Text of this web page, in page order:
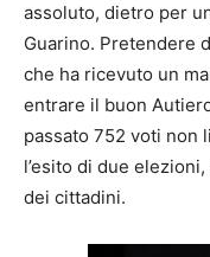
assoluto, dietro per
Guarino. Pretendere
che ha ricevuto un
entrare il buon
passato 752 voti non
l’esito di due
dei cittadini.